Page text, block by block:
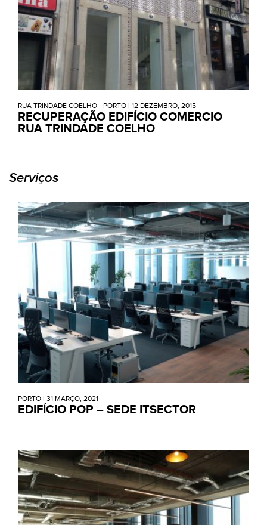
RUA TRINDADE COELHO - PORTO | 12 DEZEMBRO, 2015
RECUPERAÇÃO EDIFÍCIO COMERCIO
RUA TRINDADE COELHO
Serviços
PORTO | 31 MARÇO, 2021
EDIFÍCIO POP – SEDE ITSECTOR